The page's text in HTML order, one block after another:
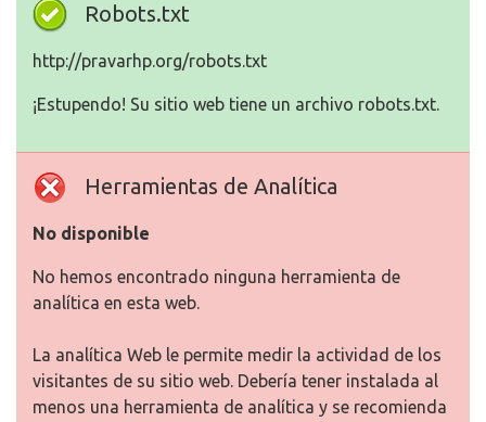
Robots.txt
http://pravarhp.org/robots.txt
¡Estupendo! Su sitio web tiene un archivo robots.txt.
Herramientas de Analítica
No disponible
No hemos encontrado ninguna herramienta de
analítica en esta web.
La analítica Web le permite medir la actividad de los
visitantes de su sitio web. Debería tener instalada al
menos una herramienta de analítica y se recomienda